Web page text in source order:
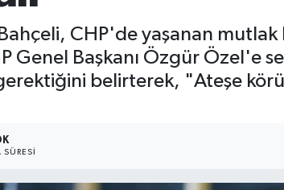
CHP'de yaşanan
Genel Başkanı Özgür Özel'e
belirterek, "Ateşe